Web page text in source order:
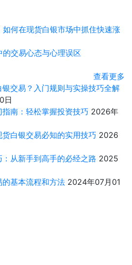
如何在现货白银市场中抓住快速涨
交易心态与心理误区
查看更多
交易？入门规则与实操技巧全解
日
南：轻松掌握投资技巧 2026年
白银交易必知的实用技巧 2026
从新手到高手的必经之路 2025
基本流程和方法 2024年07月01